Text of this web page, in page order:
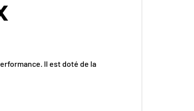
Il est doté de la